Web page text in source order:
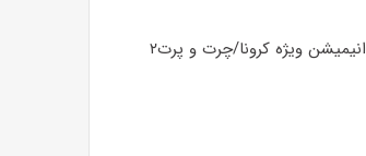
انیمیشن ویژه کرونا/چرت و پرت۲